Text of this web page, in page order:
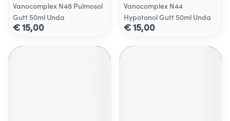
Vanocomplex N48 Pulmosol
Gutt 50ml Unda
€ 15,00
Vanocomplex N44
Hypotonol Gutt 50ml Unda
€ 15,00